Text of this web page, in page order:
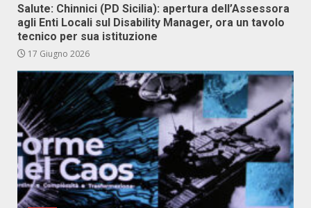
Salute: Chinnici (PD Sicilia): apertura dell’Assessora
agli Enti Locali sul Disability Manager, ora un tavolo
tecnico per sua istituzione
17 Giugno 2026